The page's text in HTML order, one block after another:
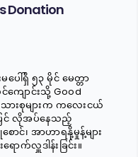
Donation
ေါ်ရှိ ၅၃ မိုင် မေတ္တာ
ျောင်းသို့ Good
ားစုများက ကလေးငယ်
င် လိုအပ်နေသည့်
ောင်၊ အာဟာရနို့မှုန့်များ
ောက်လှူဒါန်းခြင်း။